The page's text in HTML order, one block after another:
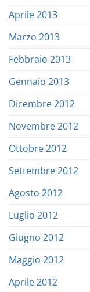
Aprile 2013
Marzo 2013
Febbraio 2013
Gennaio 2013
Dicembre 2012
Novembre 2012
Ottobre 2012
Settembre 2012
Agosto 2012
Luglio 2012
Giugno 2012
Maggio 2012
Aprile 2012